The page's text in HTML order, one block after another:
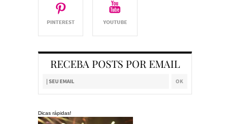
RECEBA POSTS POR EMAIL
Dicas rápidas!